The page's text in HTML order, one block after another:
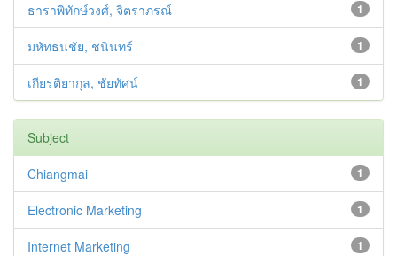
1
ธาราพิทักษ์วงศ์, จิตราภรณ์
1
มหัทธนชัย, ชนินทร์
1
เกียรติยากุล, ชัยทัศน์
Subject
1
Chiangmai
1
Electronic Marketing
1
Internet Marketing